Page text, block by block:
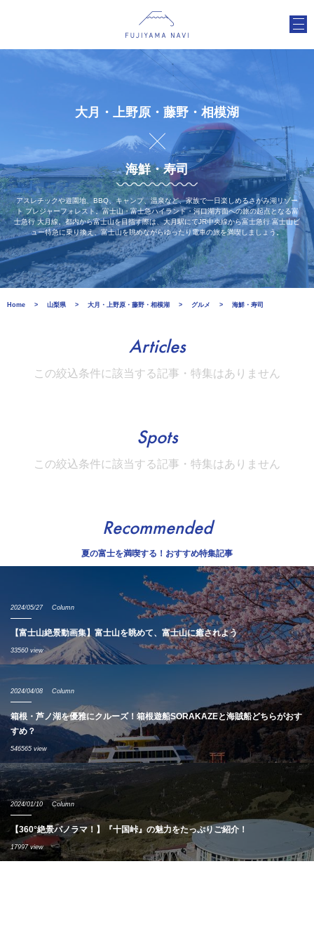
大月・上野原・藤野・相模湖
海鮮・寿司
アスレチックや遊園地、BBQ、キャンプ、温泉など、家族で一日楽しめるさがみ湖リゾー
ト プレジャーフォレスト。富士山・富士急ハイランド・河口湖方面への旅の起点となる富
士急行 大月線。都内から富士山を目指す際は、大月駅にてJR中央線から富士急行 富士山ビ
ュー特急に乗り換え、富士山を眺めながらゆったり電車の旅を満喫しましょう。
Home 山梨県 大月・上野原・藤野・相模湖 グルメ 海鮮・寿司
Articles
この絞込条件に該当する記事・特集はありません
Spots
この絞込条件に該当する記事・特集はありません
Recommended
夏の富士を満喫する！おすすめ特集記事
2024/05/27 Column
【富士山絶景動画集】富士山を眺めて、富士山に癒されよう
33560 view
2024/04/08 Column
箱根・芦ノ湖を優雅にクルーズ！箱根遊船SORAKAZEと海賊船どちらがおす
すめ？
546565 view
2024/01/10 Column
【360°絶景パノラマ！】『十国峠』の魅力をたっぷりご紹介！
17997 view